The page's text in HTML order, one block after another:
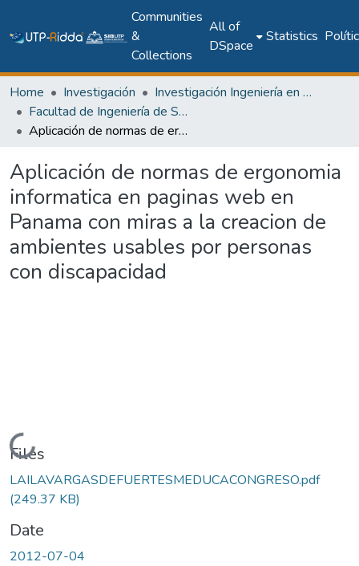
Communities
&
Collections
All of
DSpace
Statistics
Home Investigación
Investigación Ingeniería en computación e informática
Facultad de Ingeniería de Sistemas Computacionales
Aplicación de normas de ergonomia informatica en paginas web en Panama con miras a la creacion de ambientes usables por personas con discapacidad
Aplicación de normas de ergonomia
informatica en paginas web en
Panama con miras a la creacion de
ambientes usables por personas
con discapacidad
Loading...
Files
LAILAVARGASDEFUERTESMEDUCACONGRESO.pdf
(249.37 KB)
Date
2012-07-04